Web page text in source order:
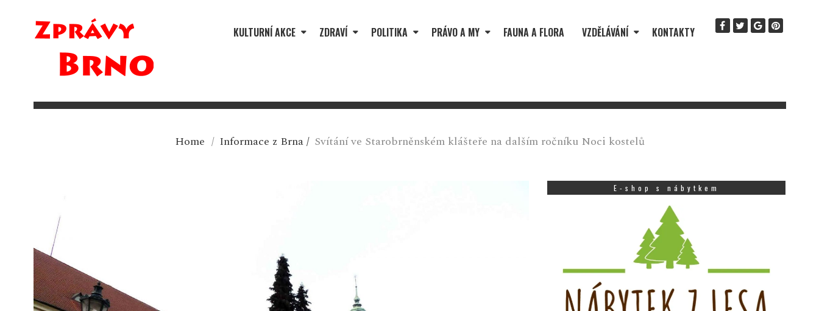
KULTURNÍ AKCE ZDRAVÍ POLITIKA PRÁVO A MY FAUNA A FLORA VZDĚLÁVÁNÍ KONTAKTY
Home / Informace z Brna/ Svítání ve Starobrněnském klášteře na dalším ročníku Noci kostelů
E-shop s nábytkem